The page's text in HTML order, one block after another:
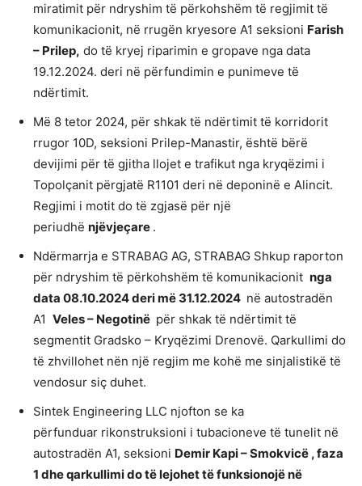
miratimit për ndryshim të përkohshëm të regjimit të
komunikacionit, në rrugën kryesore A1 seksioni Farish
– Prilep, do të kryej riparimin e gropave nga data
19.12.2024. deri në përfundimin e punimeve të
ndërtimit.
Më 8 tetor 2024, për shkak të ndërtimit të korridorit
rrugor 10D, seksioni Prilep-Manastir, është bërë
devijimi për të gjitha llojet e trafikut nga kryqëzimi i
Topolçanit përgjatë R1101 deri në deponinë e Alincit.
Regjimi i motit do të zgjasë për një
periudhë njëvjeçare .
Ndërmarrja e STRABAG AG, STRABAG Shkup raporton
për ndryshim të përkohshëm të komunikacionit nga
data 08.10.2024 deri më 31.12.2024 në autostradën
A1 Veles – Negotinë për shkak të ndërtimit të
segmentit Gradsko – Kryqëzimi Drenovë. Qarkullimi do
të zhvillohet nën një regjim me kohë me sinjalistikë të
vendosur siç duhet.
Sintek Engineering LLC njofton se ka
përfunduar rikonstruksioni i tubacioneve të tunelit në
autostradën A1, seksioni Demir Kapi – Smokvicë , faza
1 dhe qarkullimi do të lejohet të funksionojë në